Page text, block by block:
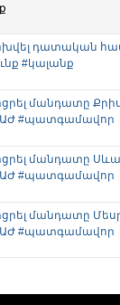
դատական
#կալանք
մանդատը
#ԱԺ #պատգամավոր
մանդատը
#ԱԺ #պատգամավոր
մանդատը
#ԱԺ #պատգամավոր